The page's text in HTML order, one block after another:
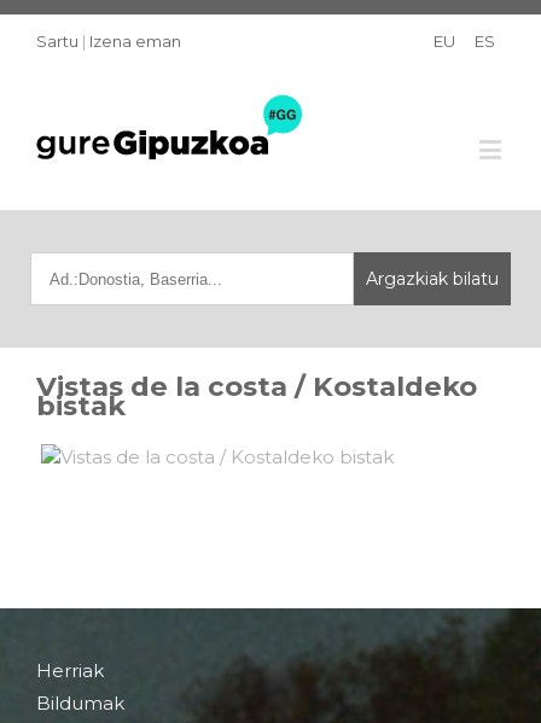
Sartu | Izena eman EU ES
Vistas de la costa / Kostaldeko
bistak
Herriak
Bildumak